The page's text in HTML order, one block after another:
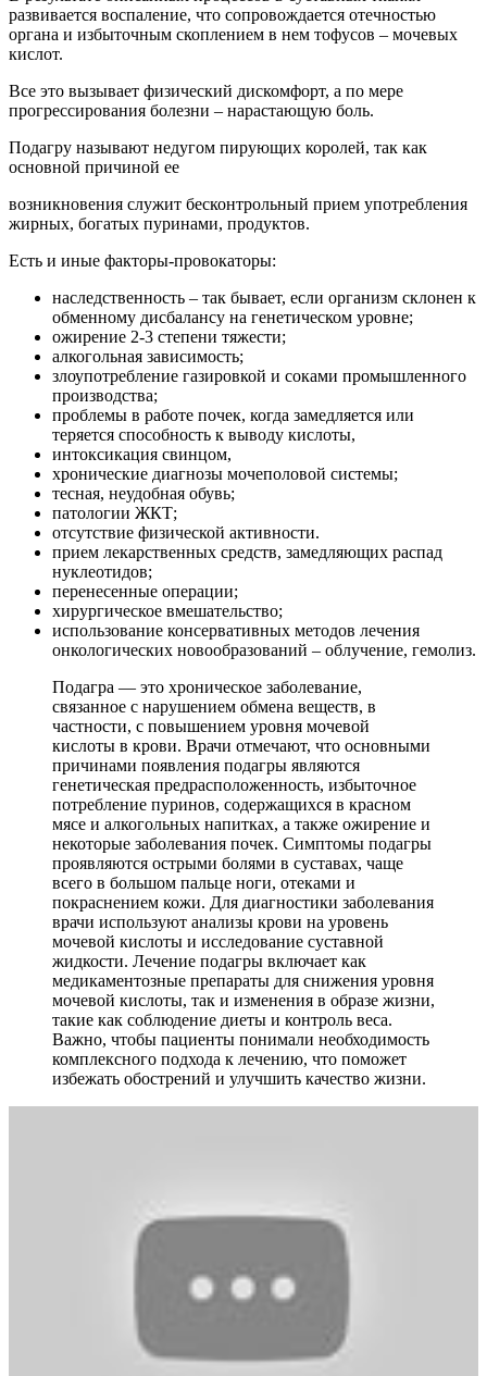
развивается воспаление, что сопровождается отечностью
органа и избыточным скоплением в нем тофусов – мочевых
кислот.
Все это вызывает физический дискомфорт, а по мере
прогрессирования болезни – нарастающую боль.
Подагру называют недугом пирующих королей, так как
основной причиной ее
возникновения служит бесконтрольный прием употребления
жирных, богатых пуринами, продуктов.
Есть и иные факторы-провокаторы:
наследственность – так бывает, если организм склонен к
обменному дисбалансу на генетическом уровне;
ожирение 2-3 степени тяжести;
алкогольная зависимость;
злоупотребление газировкой и соками промышленного
производства;
проблемы в работе почек, когда замедляется или
теряется способность к выводу кислоты,
интоксикация свинцом,
хронические диагнозы мочеполовой системы;
тесная, неудобная обувь;
патологии ЖКТ;
отсутствие физической активности.
прием лекарственных средств, замедляющих распад
нуклеотидов;
перенесенные операции;
хирургическое вмешательство;
использование консервативных методов лечения
онкологических новообразований – облучение, гемолиз.
Подагра — это хроническое заболевание,
связанное с нарушением обмена веществ, в
частности, с повышением уровня мочевой
кислоты в крови. Врачи отмечают, что основными
причинами появления подагры являются
генетическая предрасположенность, избыточное
потребление пуринов, содержащихся в красном
мясе и алкогольных напитках, а также ожирение и
некоторые заболевания почек. Симптомы подагры
проявляются острыми болями в суставах, чаще
всего в большом пальце ноги, отеками и
покраснением кожи. Для диагностики заболевания
врачи используют анализы крови на уровень
мочевой кислоты и исследование суставной
жидкости. Лечение подагры включает как
медикаментозные препараты для снижения уровня
мочевой кислоты, так и изменения в образе жизни,
такие как соблюдение диеты и контроль веса.
Важно, чтобы пациенты понимали необходимость
комплексного подхода к лечению, что поможет
избежать обострений и улучшить качество жизни.